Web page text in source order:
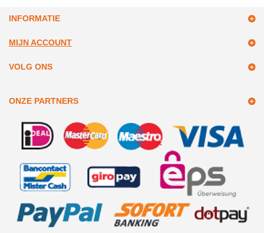
INFORMATIE
MIJN ACCOUNT
VOLG ONS
ONZE PARTNERS